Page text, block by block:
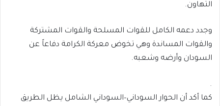
التهاون.
وجدد دعمه الكامل للقوات المسلحة والقوات المشتركة
والقوات المساندة وهي تخوض معركة الكرامة دفاعاً عن
السودان وأرضه وشعبه.
.
كما أكد أن الحوار السوداني–السوداني الشامل يظل الطريق